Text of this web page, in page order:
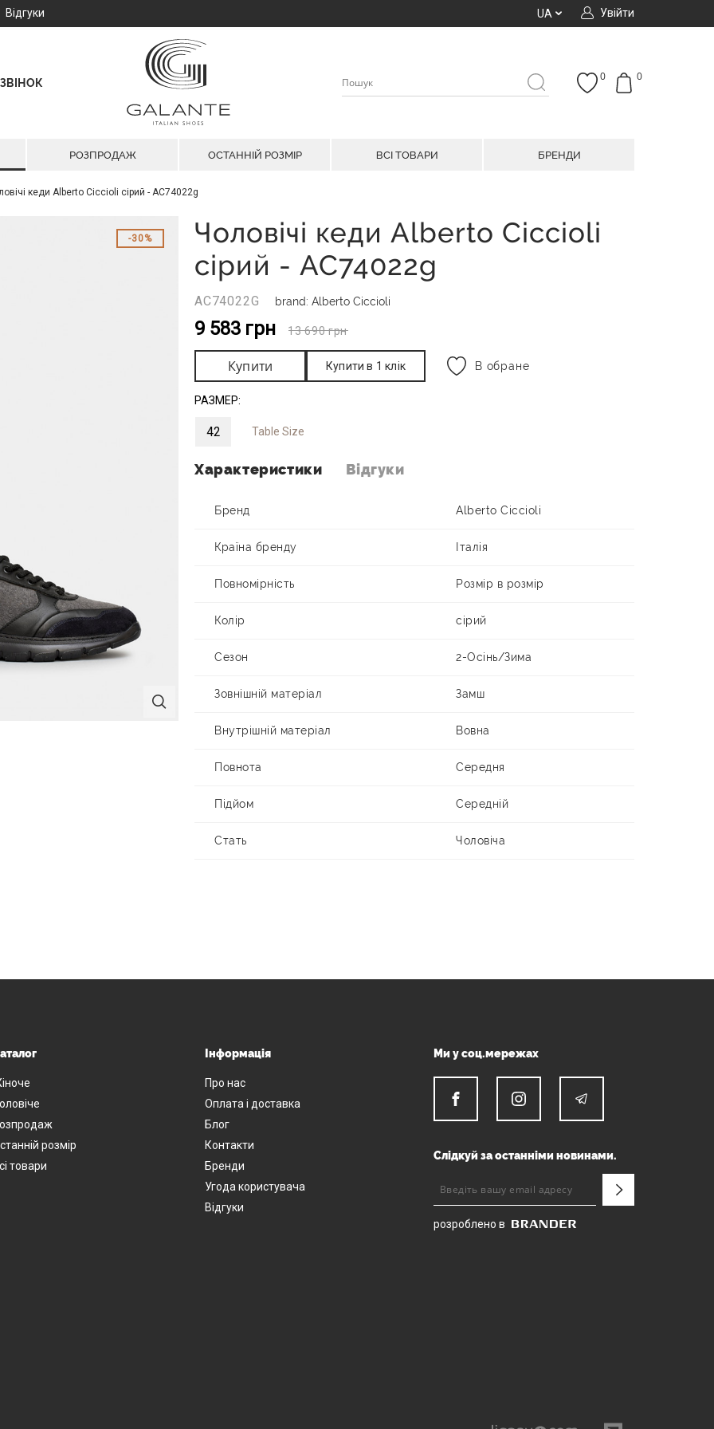
Відгуки Увійти
UA
0
0
РОЗПРОДАЖ ОСТАННІЙ РОЗМІР ВСІ ТОВАРИ БРЕНДИ
кеди Alberto Ciccioli сірий - AC74022g
30%
Чоловічі кеди Alberto Ciccioli
сірий - AC74022g
AC74022G brand: Alberto Ciccioli
9 583 грн 13 690грн
Купити Купити в 1 клік В обране
РАЗМЕР:
42 Table Size
Характеристики Відгуки
Бренд Alberto Ciccioli
Країна бренду Італія
Повномірність Розмір в розмір
Колір сірий
Сезон 2-Осінь/Зима
Зовнішній матеріал Замш
Внутрішній матеріал Вовна
Повнота Середня
Підйом Середній
Стать Чоловіча
розмір
товари
Інформація
Про нас
Оплата і доставка
Блог
Контакти
Бренди
Угода користувача
Відгуки
Ми у соц.мережах
Слідкуй за останніми новинами.
розроблено в